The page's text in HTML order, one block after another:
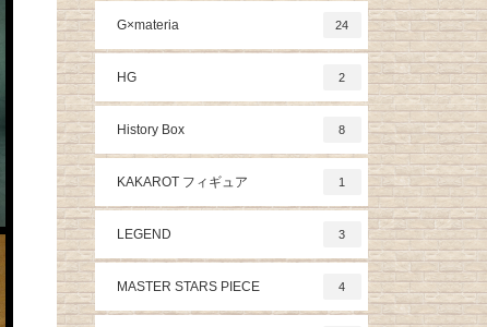
G×materia 24
HG 2
History Box 8
KAKAROT フィギュア 1
LEGEND 3
MASTER STARS PIECE 4